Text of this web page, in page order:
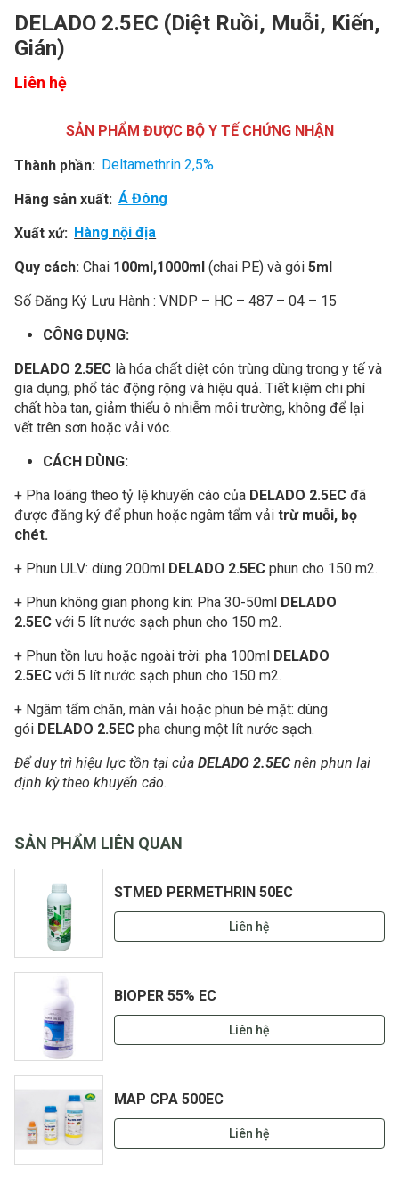
DELADO 2.5EC (Diệt Ruồi, Muỗi, Kiến,
Gián)
Liên hệ
SẢN PHẨM ĐƯỢC BỘ Y TẾ CHỨNG NHẬN
Thành phần: Deltamethrin 2,5%
Hãng sản xuất: Á Đông
Xuất xứ: Hàng nội địa
Quy cách: Chai 100ml,1000ml (chai PE) và gói 5ml
Số Đăng Ký Lưu Hành : VNDP – HC – 487 – 04 – 15
CÔNG DỤNG:
DELADO 2.5EC là hóa chất diệt côn trùng dùng trong y tế và
gia dụng, phổ tác động rộng và hiệu quả. Tiết kiệm chi phí
chất hòa tan, giảm thiểu ô nhiễm môi trường, không để lại
vết trên sơn hoặc vải vóc.
CÁCH DÙNG:
+ Pha loãng theo tỷ lệ khuyến cáo của DELADO 2.5EC đã
được đăng ký để phun hoặc ngâm tẩm vải trừ muỗi, bọ
chét.
+ Phun ULV: dùng 200ml DELADO 2.5EC phun cho 150 m2.
+ Phun không gian phong kín: Pha 30-50ml DELADO
2.5EC với 5 lít nước sạch phun cho 150 m2.
+ Phun tồn lưu hoặc ngoài trời: pha 100ml DELADO
2.5EC với 5 lít nước sạch phun cho 150 m2.
+ Ngâm tẩm chăn, màn vải hoặc phun bè mặt: dùng
gói DELADO 2.5EC pha chung một lít nước sạch.
Để duy trì hiệu lực tồn tại của DELADO 2.5ECnên phun lại
định kỳ theo khuyến cáo.
SẢN PHẨM LIÊN QUAN
STMED PERMETHRIN 50EC
Liên hệ
BIOPER 55% EC
Liên hệ
MAP CPA 500EC
Liên hệ